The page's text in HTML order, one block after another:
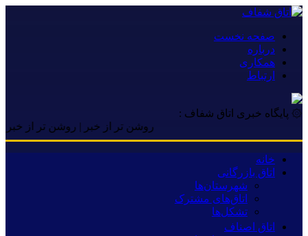
صفحه نخست
درباره
همکاری
ارتباط
۞ پایگاه خبری اتاق شفاف :
روشن تر از خبر | روشن تر از خبر |
خانه
اتاق بازرگانی
شهرستان‌ها
اتاق‌های مشترک
تشکل‌ها
اتاق اصناف